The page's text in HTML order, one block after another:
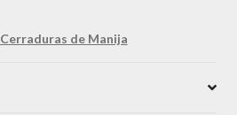
Cerraduras de Manija